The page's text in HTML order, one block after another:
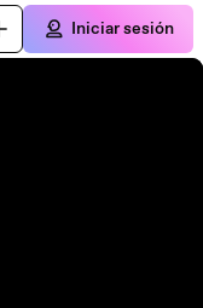
Iniciar sesión